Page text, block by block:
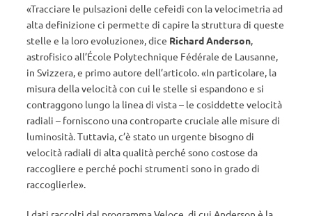
«Tracciare le pulsazioni delle cefeidi con la velocimetria ad
alta definizione ci permette di capire la struttura di queste
stelle e la loro evoluzione», dice Richard Anderson,
astrofisico all’École Polytechnique Fédérale de Lausanne,
in Svizzera, e primo autore dell’articolo. «In particolare, la
misura della velocità con cui le stelle si espandono e si
contraggono lungo la linea di vista – le cosiddette velocità
radiali – forniscono una controparte cruciale alle misure di
luminosità. Tuttavia, c’è stato un urgente bisogno di
velocità radiali di alta qualità perché sono costose da
raccogliere e perché pochi strumenti sono in grado di
raccoglierle».